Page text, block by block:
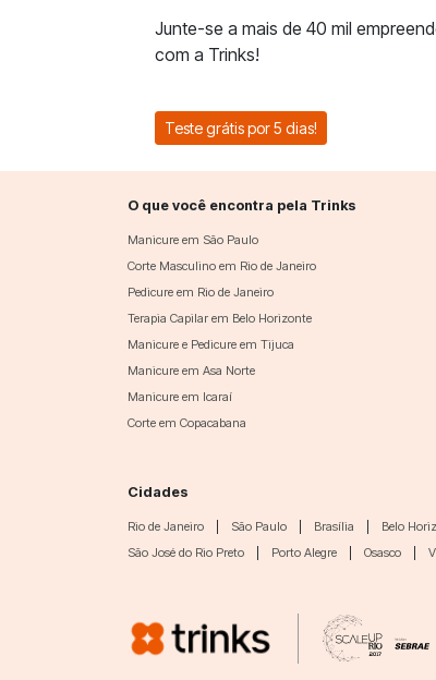
Junte-se a mais de 40 mil
com a Trinks!
Teste grátis por 5 dias!
O que você encontra pela Trinks
Manicure em São Paulo
Corte Masculino em Rio de Janeiro
Pedicure em Rio de Janeiro
Terapia Capilar em Belo Horizonte
Manicure e Pedicure em Tijuca
Manicure em Asa Norte
Manicure em Icaraí
Corte em Copacabana
Cidades
Rio de Janeiro São Paulo Brasília Belo
São José do Rio Preto
Porto Alegre Osasco